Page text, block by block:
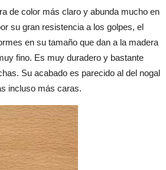
de color más claro y abunda mucho en
su gran resistencia a los golpes, el
en su tamaño que dan a la madera
fino. Es muy duradero y bastante
Su acabado es parecido al del nogal
incluso más caras.